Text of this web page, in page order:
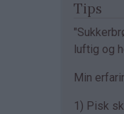
Tips
luftig og
Min
1) Pisk